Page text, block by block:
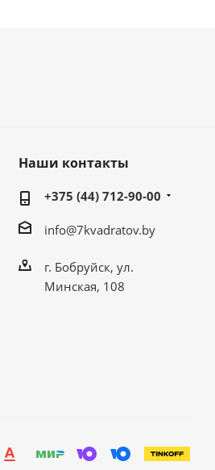
Наши контакты
+375 (44) 712-90-00
info@7kvadratov.by
г. Бобруйск, ул.
Минская, 108